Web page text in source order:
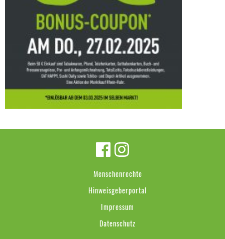
Menschenrechte
Hinweisgeberportal
Impressum
Datenschutz